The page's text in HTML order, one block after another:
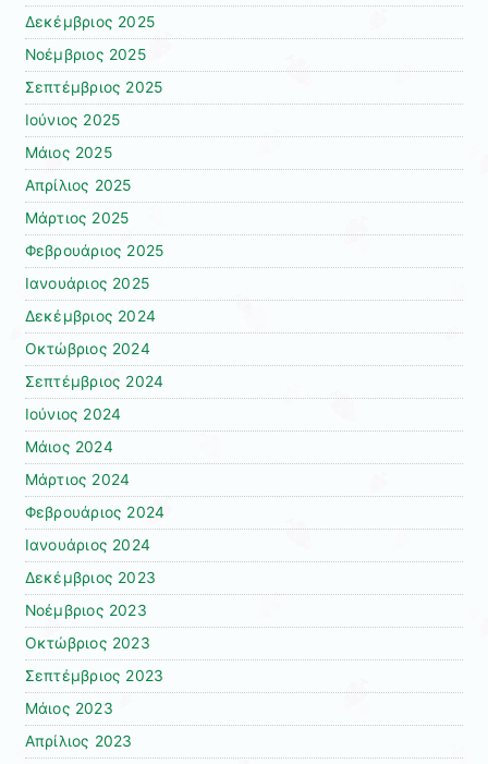
Δεκέμβριος 2025
Νοέμβριος 2025
Σεπτέμβριος 2025
Ιούνιος 2025
Μάιος 2025
Απρίλιος 2025
Μάρτιος 2025
Φεβρουάριος 2025
Ιανουάριος 2025
Δεκέμβριος 2024
Οκτώβριος 2024
Σεπτέμβριος 2024
Ιούνιος 2024
Μάιος 2024
Μάρτιος 2024
Φεβρουάριος 2024
Ιανουάριος 2024
Δεκέμβριος 2023
Νοέμβριος 2023
Οκτώβριος 2023
Σεπτέμβριος 2023
Μάιος 2023
Απρίλιος 2023